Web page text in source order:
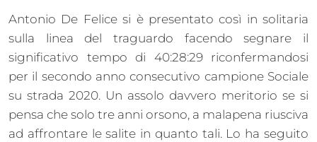
Antonio De Felice si è presentato così in solitaria
sulla linea del traguardo facendo segnare il
significativo tempo di 40:28:29 riconfermandosi
per il secondo anno consecutivo campione Sociale
su strada 2020. Un assolo davvero meritorio se si
pensa che solo tre anni orsono, a malapena riusciva
ad affrontare le salite in quanto tali. Lo ha seguito